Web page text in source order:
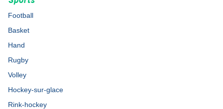
Football
Basket
Hand
Rugby
Volley
Hockey-sur-glace
Rink-hockey